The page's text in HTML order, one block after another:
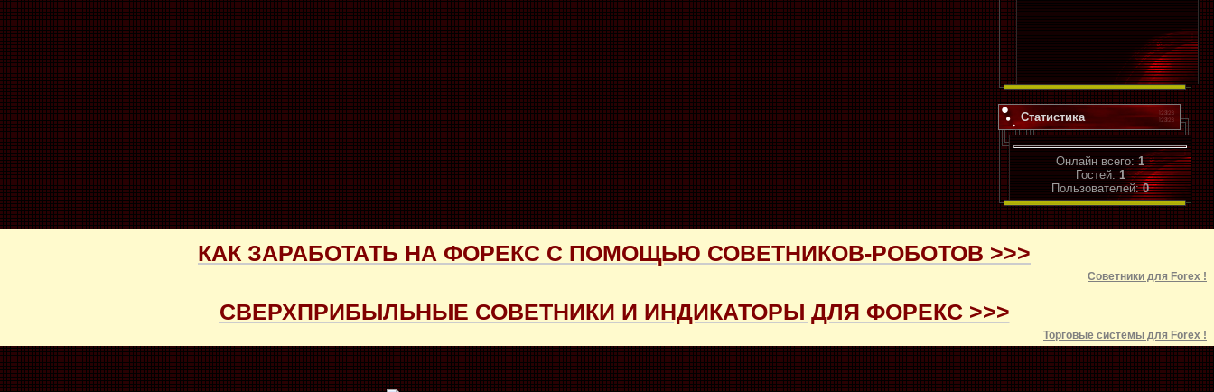
Статистика
Онлайн всего:1
Гостей: 1
Пользователей:0
КАК ЗАРАБОТАТЬ НА ФОРЕКС С ПОМОЩЬЮ СОВЕТНИКОВ-РОБОТОВ >>>
Советники для Forex !
СВЕРХПРИБЫЛЬНЫЕ СОВЕТНИКИ И ИНДИКАТОРЫ ДЛЯ ФОРЕКС >>>
Торговые системы для Forex !